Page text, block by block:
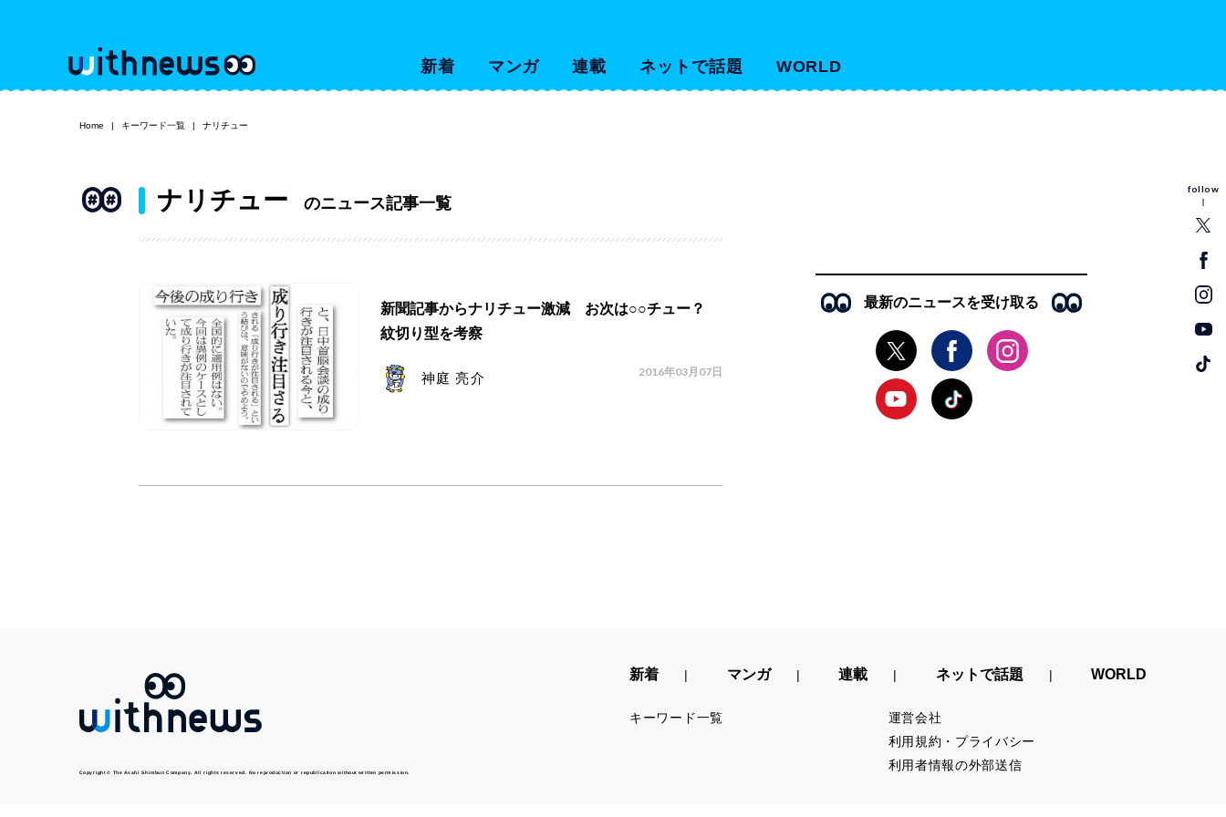
新着 マンガ 連載 ネットで話題 WORLD
follow
Home キーワード一覧 ナリチュー
ナリチュー のニュース記事一覧
新聞記事からナリチュー激減 お次は○○チュー？
紋切り型を考察
神庭 亮介 2016年03月07日
最新のニュースを受け取る
Copyright © The Asahi Shimbun Company. All rights reserved. No reproduction or republication without written permission.
新着 マンガ 連載 ネットで話題 WORLD
キーワード一覧
運営会社
利用規約・プライバシー
利用者情報の外部送信